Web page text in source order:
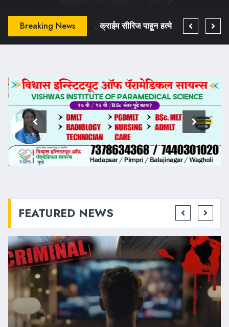
Breaking News क्राईम सीरिज पाहून हत्येचा कट? दिल्ली हादरली!
FEATURED NEWS